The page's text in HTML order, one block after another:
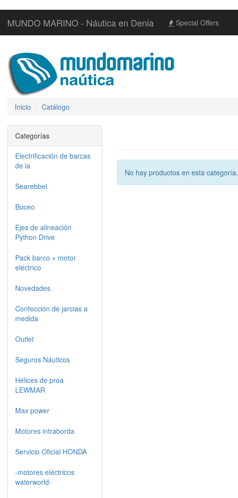
MUNDO MARINO - Náutica en Denia Special Offers
Inicio Catálogo
No hay productos en esta categoría.
Categorías
Electrificación de barcas
de la
Searebbel
Buceo
Ejes de alineación
Python Drive
Pack barco + motor
eléctrico
Novedades
Confección de jarcias a
medida
Outlet
Seguros Náuticos
Hélices de proa
LEWMAR
Max power
Motores intraborda
Servicio Oficial HONDA
-motores eléctricos
waterworld-